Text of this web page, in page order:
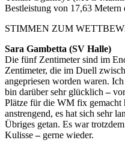
Bestleistung von 17,63 Metern
STIMMEN ZUM
Sara Gambetta (SV Halle)
Die fünf Zentimeter sind im
Zentimeter, die im Duell
angepriesen worden waren.
bin darüber sehr glücklich–
Plätze für die WM fix gemacht
anstrengend, es hat sich sehr
Übriges getan. Es war
Kulisse– gerne wieder.